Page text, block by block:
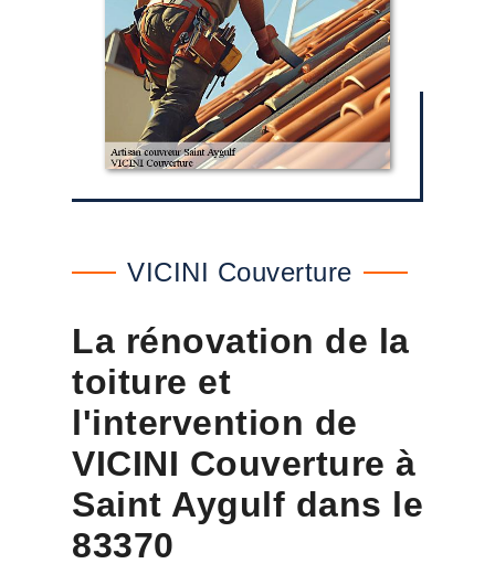
VICINI Couverture
La rénovation de la
toiture et
l'intervention de
VICINI Couverture à
Saint Aygulf dans le
83370